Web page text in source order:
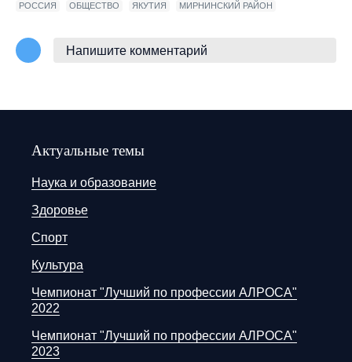
РОССИЯ ОБЩЕСТВО ЯКУТИЯ МИРНИНСКИЙ РАЙОН
Напишите комментарий
Актуальные темы
Наука и образование
Здоровье
Спорт
Культура
Чемпионат "Лучший по профессии АЛРОСА"
2022
Чемпионат "Лучший по профессии АЛРОСА"
2023